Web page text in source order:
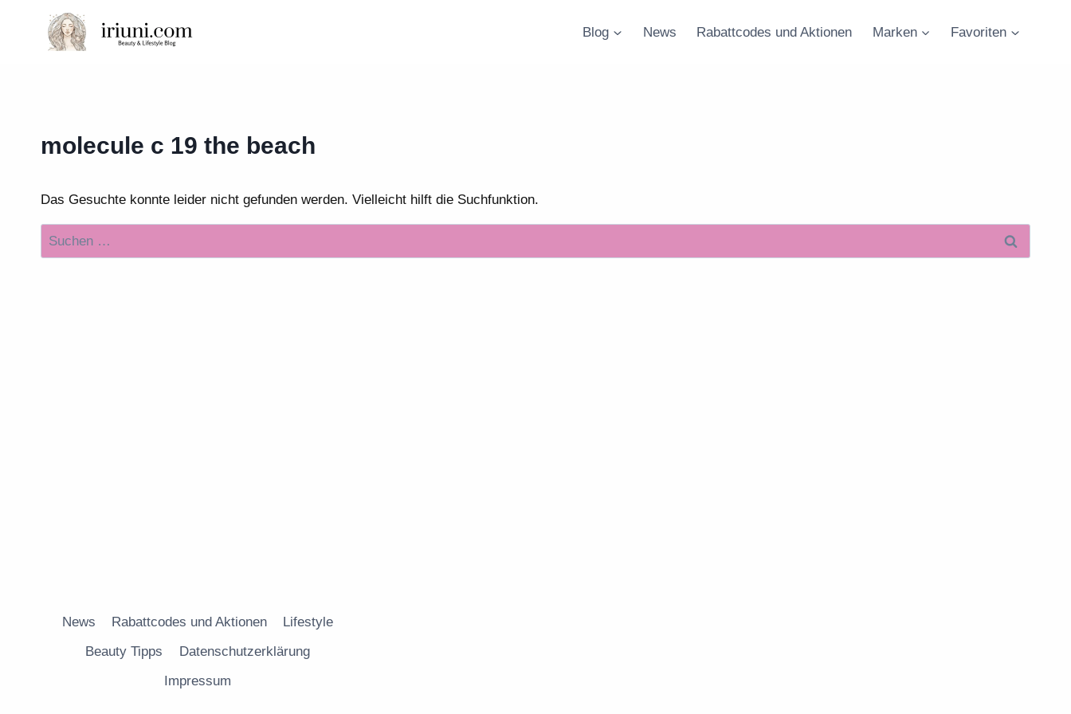
springen
Blog News Rabattcodes und Aktionen Marken Favoriten
molecule c 19 the beach
Das Gesuchte konnte leider nicht gefunden werden. Vielleicht hilft die Suchfunktion.
Suchen
nach:
News Rabattcodes und Aktionen
Lifestyle
Beauty Tipps
Datenschutzerklärung
Impressum